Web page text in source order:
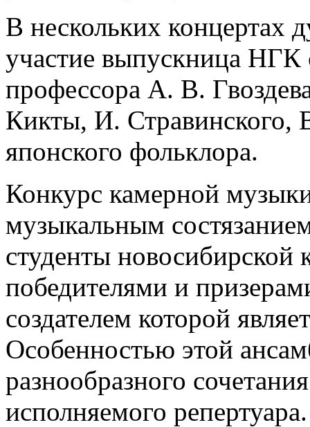
В нескольких концертах
участие выпускница НГК
профессора А. В.
Кикты, И. Стравинского,
японского фольклора.
Конкурс камерной
музыкальным
студенты новосибирской
победителями и
создателем которой
Особенностью этой
разнообразного
исполняемого репертуара.